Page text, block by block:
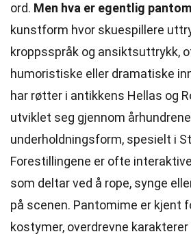
ord. Men hva er egentlig
kunstform hvor skuespillere
kroppsspråk og ansiktsuttrykk,
humoristiske eller dramatiske
har røtter i antikkens Hellas og
utviklet seg gjennom
underholdningsform, spesielt i
Forestillingene er ofte
som deltar ved å rope, synge
på scenen. Pantomime er kjent
kostymer, overdrevne